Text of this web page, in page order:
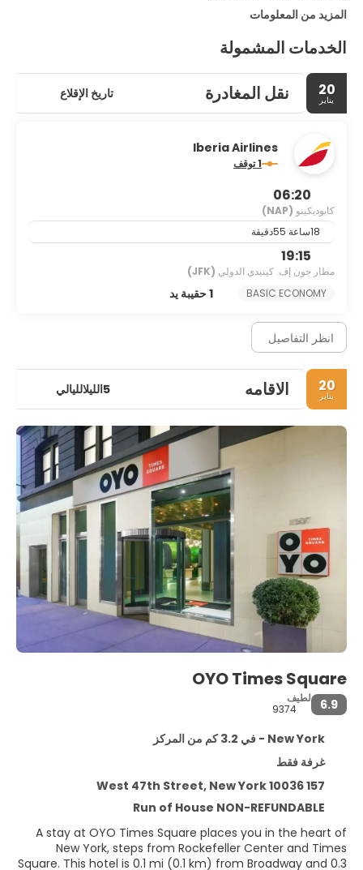
المزيد من المعلومات
الخدمات المشمولة
20
يناير نقل المغادرة تاريخ الإقلاع
Iberia Airlines
1 توقف
06:20
كابوديكينو (NAP)
19:15
مطار جون إف. كينيدي الدولي (JFK)
BASIC ECONOMY
1 حقيبة يد
انظر التفاصيل
20
يناير الاقامه 5الليلالليالي
OYO Times Square
6.9
لطيف
9374
New York - في 3.2 كم من المركز
غرفة فقط
157 West 47th Street, New York 10036
Run of House NON-REFUNDABLE
A stay at OYO Times Square places you in the heart of
New York, steps from Rockefeller Center and Times
Square. This hotel is 0.1 mi (0.1 km) from Broadway and 0.3